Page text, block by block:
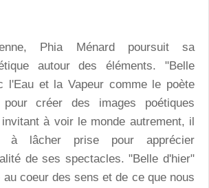
Phia Ménard poursuit sa
autour des éléments. "Belle
l'Eau et la Vapeur comme le poète
créer des images poétiques
à voir le monde autrement, il
à lâcher prise pour apprécier
de ses spectacles. "Belle d'hier"
coeur des sens et de ce que nous